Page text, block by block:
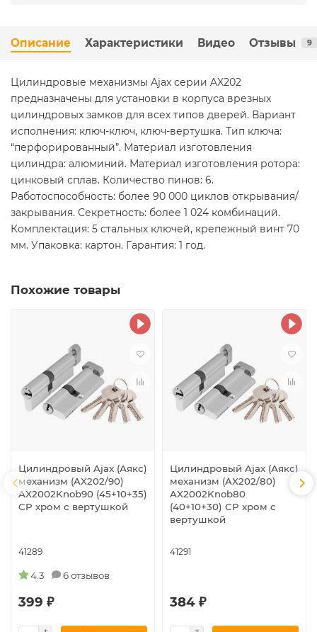
Описание Характеристики Видео Отзывы 9
Цилиндровые механизмы Ajax серии AX202
предназначены для установки в корпуса врезных
цилиндровых замков для всех типов дверей. Вариант
исполнения: ключ-ключ, ключ-вертушка. Тип ключа:
“перфорированный”. Материал изготовления
цилиндра: алюминий. Материал изготовления ротора:
цинковый сплав. Количество пинов: 6.
Работоспособность: более 90 000 циклов открывания/
закрывания. Секретность: более 1 024 комбинаций.
Комплектация: 5 стальных ключей, крепежный винт 70
мм. Упаковка: картон. Гарантия: 1 год.
Похожие товары
Цилиндровый Ajax (Аякс)
механизм (AX202/90)
AX2002Knob90 (45+10+35)
CP хром с вертушкой
41289
4.3 6 отзывов
399 ₽
Цилиндровый Ajax (Аякс)
механизм (AX202/80)
AX2002Knob80
(40+10+30) CP хром с
вертушкой
41291
384 ₽